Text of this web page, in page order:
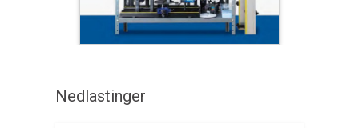
Nedlastinger